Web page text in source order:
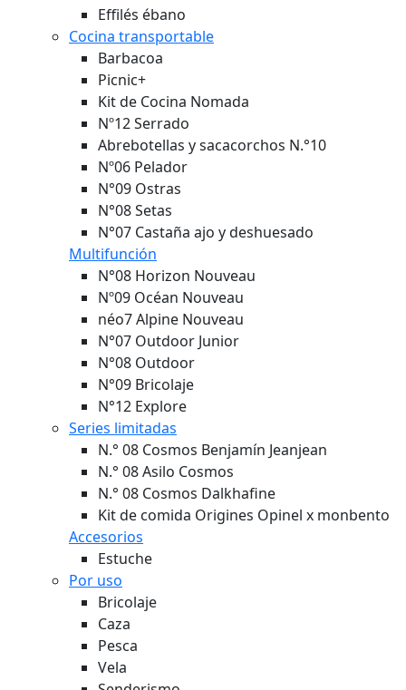
Effilés ébano
Cocina transportable
Barbacoa
Picnic+
Kit de Cocina Nomada
Nº12 Serrado
Abrebotellas y sacacorchos N.°10
Nº06 Pelador
N°09 Ostras
N°08 Setas
N°07 Castaña ajo y deshuesado
Multifunción
N°08 Horizon Nouveau
Nº09 Océan Nouveau
néo7 Alpine Nouveau
N°07 Outdoor Junior
N°08 Outdoor
N°09 Bricolaje
N°12 Explore
Series limitadas
N.° 08 Cosmos Benjamín Jeanjean
N.° 08 Asilo Cosmos
N.° 08 Cosmos Dalkhafine
Kit de comida Origines Opinel x monbento
Accesorios
Estuche
Por uso
Bricolaje
Caza
Pesca
Vela